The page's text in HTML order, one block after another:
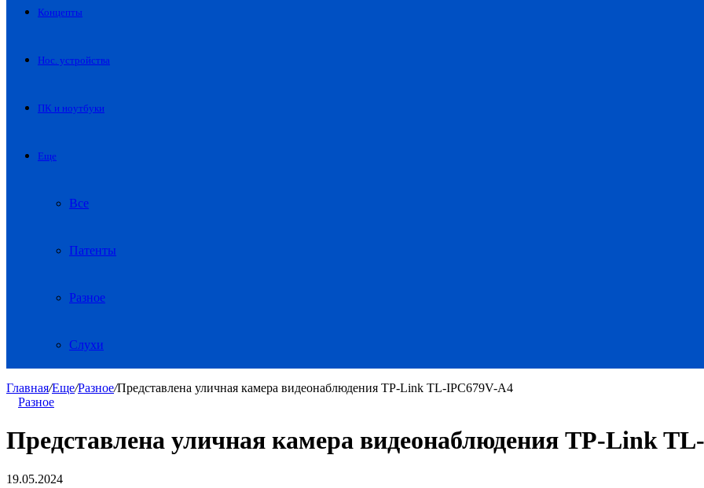
Концепты
Нос. устройства
ПК и ноутбуки
Еще
Все
Патенты
Разное
Слухи
Главная/Еще/Разное/Представлена уличная камера видеонаблюдения TP-Link TL-IPC679V-A4
Разное
Представлена уличная камера видеонаблюдения TP-Link
19.05.2024